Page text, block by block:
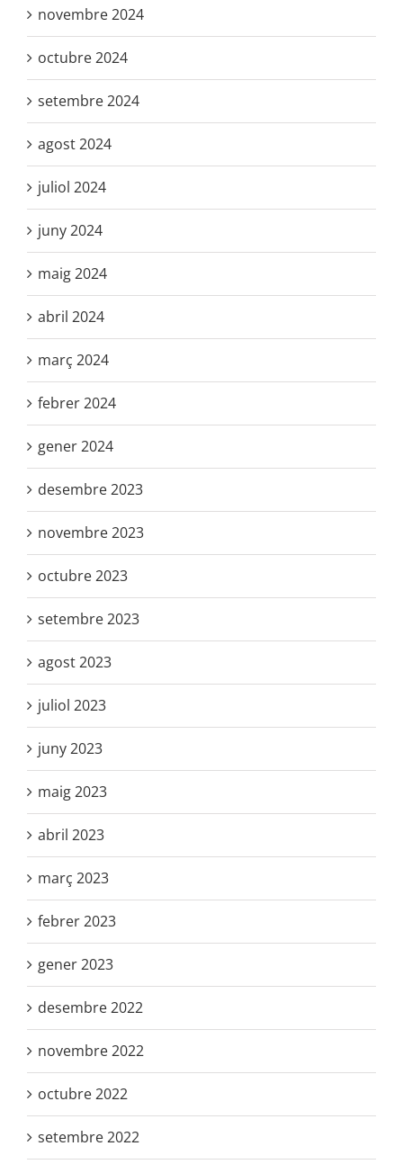
novembre 2024
octubre 2024
setembre 2024
agost 2024
juliol 2024
juny 2024
maig 2024
abril 2024
març 2024
febrer 2024
gener 2024
desembre 2023
novembre 2023
octubre 2023
setembre 2023
agost 2023
juliol 2023
juny 2023
maig 2023
abril 2023
març 2023
febrer 2023
gener 2023
desembre 2022
novembre 2022
octubre 2022
setembre 2022